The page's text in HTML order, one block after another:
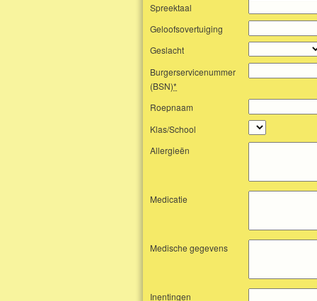
Spreektaal
Geloofsovertuiging
Geslacht
Burgerservicenummer
(BSN)*
Roepnaam
Klas/School
Allergieën
Medicatie
Medische gegevens
Inentingen